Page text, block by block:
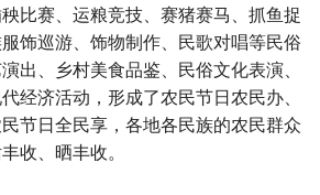
比赛、运粮竞技、赛猪赛马、抓鱼捉
饰巡游、饰物制作、民歌对唱等民俗
出、乡村美食品鉴、民俗文化表演、
经济活动，形成了农民节日农民办、
节日全民享，各地各民族的农民群众
收、晒丰收。